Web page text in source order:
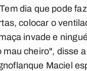
dia que pode
colocar o
invade e
mau cheiro", disse
Maciel